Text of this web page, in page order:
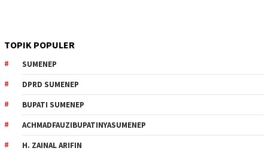
TOPIK POPULER
SUMENEP
DPRD SUMENEP
BUPATI SUMENEP
ACHMADFAUZIBUPATINYASUMENEP
H. ZAINAL ARIFIN